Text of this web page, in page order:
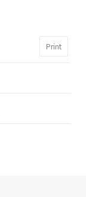
Print